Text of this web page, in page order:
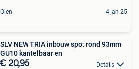
Olen 4 jan 25
SLV NEW TRIA inbouw spot rond 93mm
GU10 kantelbaar en
€ 20,95 Details